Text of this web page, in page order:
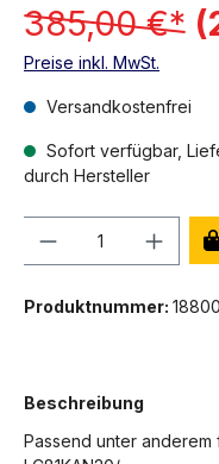
385,00 €*
Preise inkl. MwSt.
Versandkostenfrei
Sofort verfügbar,
durch Hersteller
Produktnummer:
Beschreibung
Passend unter